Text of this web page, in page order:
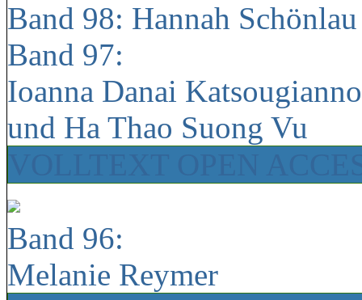
Band 98: Hannah
Band 97:
Ioanna Danai
und Ha Thao Suong Vu
Band 96:
Melanie Reymer